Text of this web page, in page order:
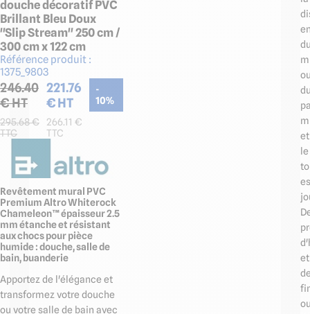
douche décoratif PVC
Brillant Bleu Doux
"Slip Stream" 250 cm /
300 cm x 122 cm
Référence produit :
1375_9803
246.40
€ HT
221.76
€ HT
-
10%
295.68€
TTC
266.11 €
TTC
Revêtement mural PVC
Premium Altro Whiterock
Chameleon™ épaisseur 2.5
mm étanche et résistant
aux chocs pour pièce
humide : douche, salle de
bain, buanderie
Apportez de l'élégance et
transformez votre douche
ou votre salle de bain avec
et
le
et